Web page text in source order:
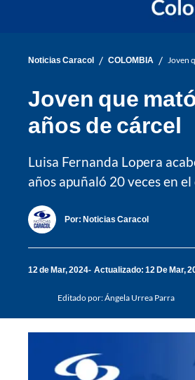
Noticias Caracol / COLOMBIA / Joven
Joven que
años de cárcel
Luisa Fernanda Lopera
años apuñaló 20 veces en
Por: Noticias Caracol
12 de Mar, 2024 Actualizado: 12 De Mar,
Editado por:Ángela Urrea Parra